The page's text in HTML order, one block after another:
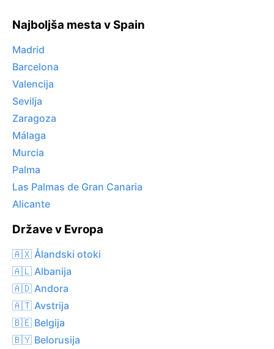
Najboljša mesta v Spain
Madrid
Barcelona
Valencija
Sevilja
Zaragoza
Málaga
Murcia
Palma
Las Palmas de Gran Canaria
Alicante
Države v Evropa
🇦🇽 Ålandski otoki
🇦🇱 Albanija
🇦🇩 Andora
🇦🇹 Avstrija
🇧🇪 Belgija
🇧🇾 Belorusija